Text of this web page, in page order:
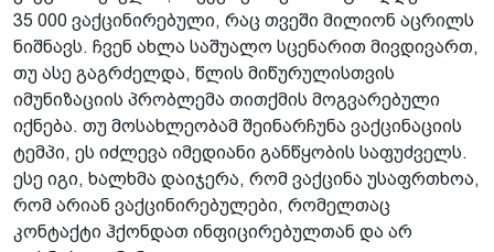
35 000 ვაქცინირებული, რაც თვეში მილიონ აცრილს
ნიშნავს. ჩვენ ახლა საშუალო სცენარით მივდივართ,
თუ ასე გაგრძელდა, წლის მიწურულისთვის
იმუნიზაციის პრობლემა თითქმის მოგვარებული
იქნება. თუ მოსახლეობამ შეინარჩუნა ვაქცინაციის
ტემპი, ეს იძლევა იმედიანი განწყობის საფუძველს.
ესე იგი, ხალხმა დაიჯერა, რომ ვაქცინა უსაფრთხოა,
რომ არიან ვაქცინირებულები, რომელთაც
კონტაქტი ჰქონდათ ინფიცირებულთან და არ